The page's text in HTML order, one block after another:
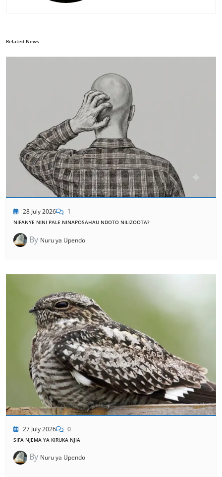
Related News
28 July 2026 1
NIFANYE NINI PALE NINAPOSAHAU NDOTO NILIZOOTA?
By Nuru ya Upendo
27 July 2026 0
SIFA NJEMA YA KIRUKA NJIA
By Nuru ya Upendo